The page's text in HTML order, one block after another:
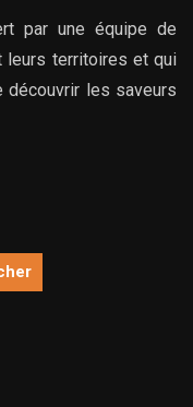
par une équipe de
leurs territoires et qui
les saveurs